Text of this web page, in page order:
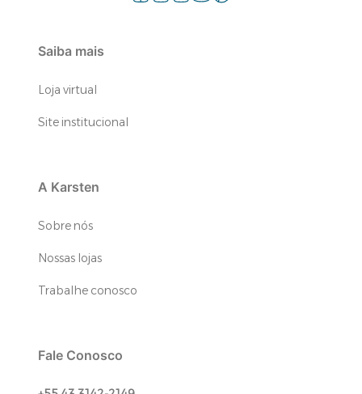
Saiba mais
Loja virtual
Site institucional
A Karsten
Sobre nós
Nossas lojas
Trabalhe conosco
Fale Conosco